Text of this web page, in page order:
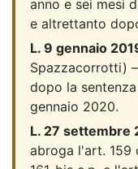
anno e sei mesi
e altrettanto
L. 9 gennaio
Spazzacorrotti)
dopo la
gennaio 2020.
L. 27 settembre
abroga l'art. 159